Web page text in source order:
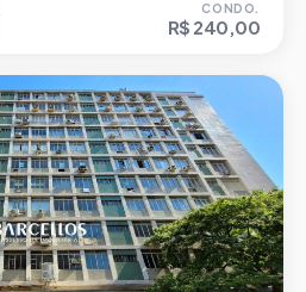
CONDO.
R$ 240,00